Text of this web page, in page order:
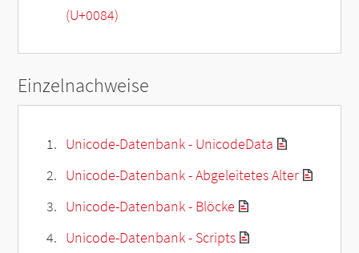
(U+0084)
Einzelnachweise
Unicode-Datenbank - UnicodeData
Unicode-Datenbank - Abgeleitetes Alter
Unicode-Datenbank - Blöcke
Unicode-Datenbank - Scripts